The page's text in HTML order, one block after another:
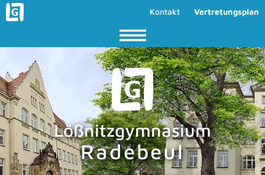
Kontakt Vertretungsplan
Lößnitzgymnasium
Radebeul